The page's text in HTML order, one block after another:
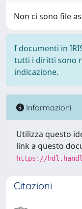
Non ci sono file
I documenti in
tutti i diritti sono
indicazione.
Informazioni
Utilizza questo
link a questo
https://
Citazioni